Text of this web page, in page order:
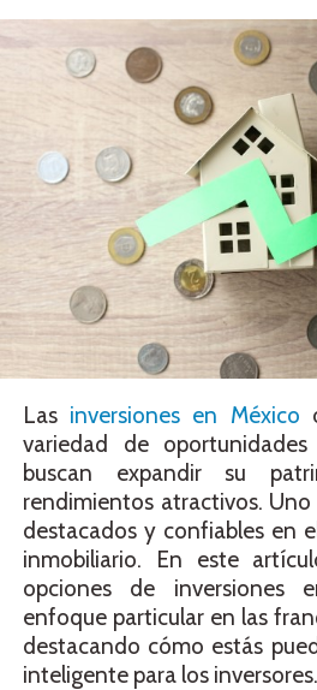
Las inversiones en México
variedad de
buscan expandir su
rendimientos atractivos.
destacados y confiables en
inmobiliario. En este
opciones de inversiones
enfoque particular en las
destacando cómo estás
inteligente para los inversores.